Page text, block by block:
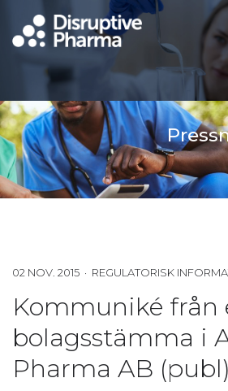
02 NOV. 2015 · REGULATORISK
Kommuniké från
bolagsstämma i
Pharma AB (publ)